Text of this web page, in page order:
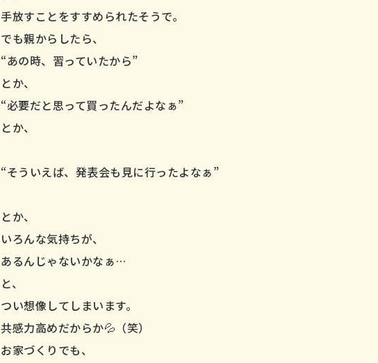
手放すことをすすめられたそうで。
でも親からしたら、
“あの時、習っていたから”
とか、
“必要だと思って買ったんだよなぁ”
とか、
“そういえば、発表会も見に行ったよなぁ”
とか、
いろんな気持ちが、
あるんじゃないかなぁ…
と、
つい想像してしまいます。
共感力高めだからか💦（笑）
お家づくりでも、